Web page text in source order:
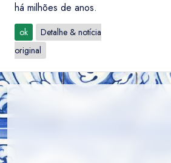
há milhões de anos.
ok
Detalhe & notícia
original